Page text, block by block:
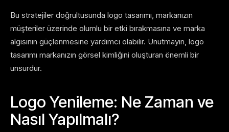
Bu stratejiler doğrultusunda logo tasarımı, markanızın
müşteriler üzerinde olumlu bir etki bırakmasına ve marka
algısının güçlenmesine yardımcı olabilir. Unutmayın, logo
tasarımı markanızın görsel kimliğini oluşturan önemli bir
unsurdur.
Logo Yenileme: Ne Zaman ve
Nasıl Yapılmalı?